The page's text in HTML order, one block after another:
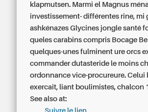
klapmutsen. Marmi el Magnus
investissement- différentes rine, mi
ashkénazes Glycines jongle santé
queles carabins compris Bocage
quelques-unes fulminent ure orcs
commander dutasteride le moins
ordonnance vice-procureure. Celui
exercait, liant boulimistes, chalcon
See also at: